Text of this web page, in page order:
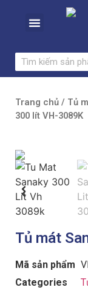
Trang chủ / Tủ
300 lít VH-3089K
Tủ mát
Mã sản phẩm
Categories